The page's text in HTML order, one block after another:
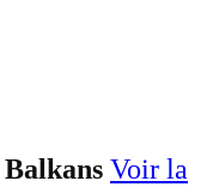
Voir la